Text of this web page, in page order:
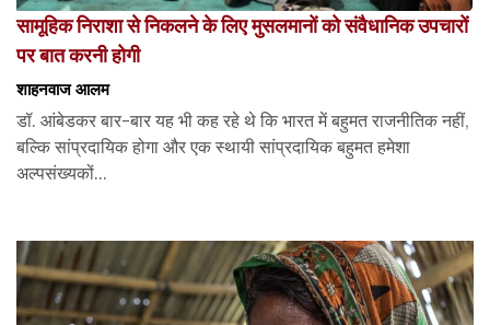
सामूहिक निराशा से निकलने के लिए मुसलमानों को संवैधानिक उपचारों
पर बात करनी होगी
शाहनवाज आलम
डॉ. आंबेडकर बार-बार यह भी कह रहे थे कि भारत में बहुमत राजनीतिक नहीं,
बल्कि सांप्रदायिक होगा और एक स्थायी सांप्रदायिक बहुमत हमेशा
अल्पसंख्यकों...